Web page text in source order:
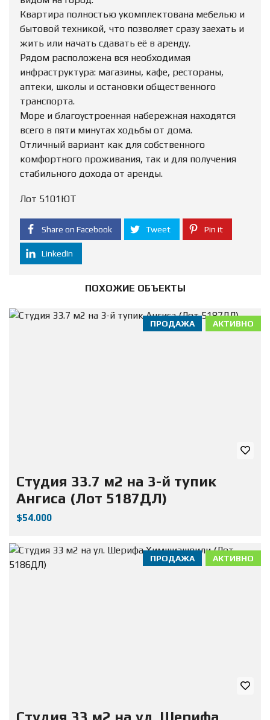
Квартира полностью укомплектована мебелью и
бытовой техникой, что позволяет сразу заехать и
жить или начать сдавать её в аренду.
Рядом расположена вся необходимая
инфраструктура: магазины, кафе, рестораны,
аптеки, школы и остановки общественного
транспорта.
Море и благоустроенная набережная находятся
всего в пяти минутах ходьбы от дома.
Отличный вариант как для собственного
комфортного проживания, так и для получения
стабильного дохода от аренды.
Лот 5101ЮТ
Share on Facebook Tweet Pin it
LinkedIn
ПОХОЖИЕ ОБЪЕКТЫ
АКТИВНО
ПРОДАЖА
Студия 33.7 м2 на 3-й тупик
Ангиса (Лот 5187ДЛ)
$54.000
АКТИВНО
ПРОДАЖА
Студия 33 м2 на ул. Шерифа